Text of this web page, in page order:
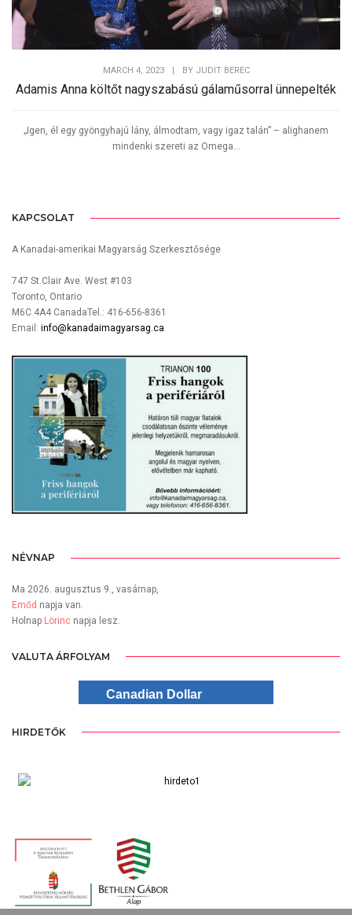
MARCH 4, 2023 BY JUDIT BEREC
Adamis Anna költőt nagyszabású gálaműsorral ünnepelték
„Igen, él egy gyöngyhajú lány, álmodtam, vagy igaz talán” – alighanem
mindenki szereti az Omega...
KAPCSOLAT
A Kanadai-amerikai Magyarság Szerkesztősége
747 St.Clair Ave. West #103
Toronto, Ontario
M6C 4A4 CanadaTel.: 416-656-8361
Email: info@kanadaimagyarsag.ca
NÉVNAP
Ma 2026. augusztus 9., vasárnap,
Emőd napja van.
Holnap Lörinc napja lesz.
VALUTA ÁRFOLYAM
Canadian Dollar
HIRDETŐK